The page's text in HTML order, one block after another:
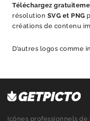
Téléchargez
résolution SVG et PNG
créations de contenu
D’autres logos comme
Icônes professionnels